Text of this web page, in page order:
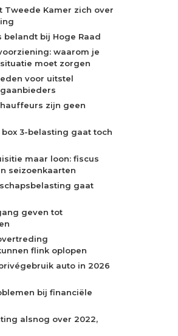
Tweede Kamer zich over
bij Hoge Raad
waarom je
moet zorgen
voor uitstel
zijn geen
3-belasting gaat toch
maar loon: fiscus
seizoenkaarten
gaat
geven tot
flink oplopen
auto in 2026
bij financiële
alsnog over 2022,